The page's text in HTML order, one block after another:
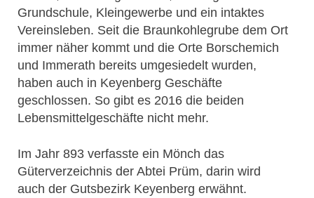
Grundschule, Kleingewerbe und ein intaktes
Vereinsleben. Seit die Braunkohlegrube dem Ort
immer näher kommt und die Orte Borschemich
und Immerath bereits umgesiedelt wurden,
haben auch in Keyenberg Geschäfte
geschlossen. So gibt es 2016 die beiden
Lebensmittelgeschäfte nicht mehr.
Im Jahr 893 verfasste ein Mönch das
Güterverzeichnis der Abtei Prüm, darin wird
auch der Gutsbezirk Keyenberg erwähnt.